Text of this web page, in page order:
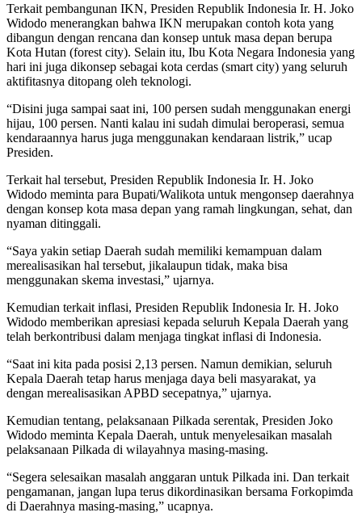
Terkait pembangunan IKN, Presiden Republik Indonesia Ir. H. Joko
Widodo menerangkan bahwa IKN merupakan contoh kota yang
dibangun dengan rencana dan konsep untuk masa depan berupa
Kota Hutan (forest city). Selain itu, Ibu Kota Negara Indonesia yang
hari ini juga dikonsep sebagai kota cerdas (smart city) yang seluruh
aktifitasnya ditopang oleh teknologi.
“Disini juga sampai saat ini, 100 persen sudah menggunakan energi
hijau, 100 persen. Nanti kalau ini sudah dimulai beroperasi, semua
kendaraannya harus juga menggunakan kendaraan listrik,” ucap
Presiden.
Terkait hal tersebut, Presiden Republik Indonesia Ir. H. Joko
Widodo meminta para Bupati/Walikota untuk mengonsep daerahnya
dengan konsep kota masa depan yang ramah lingkungan, sehat, dan
nyaman ditinggali.
“Saya yakin setiap Daerah sudah memiliki kemampuan dalam
merealisasikan hal tersebut, jikalaupun tidak, maka bisa
menggunakan skema investasi,” ujarnya.
Kemudian terkait inflasi, Presiden Republik Indonesia Ir. H. Joko
Widodo memberikan apresiasi kepada seluruh Kepala Daerah yang
telah berkontribusi dalam menjaga tingkat inflasi di Indonesia.
“Saat ini kita pada posisi 2,13 persen. Namun demikian, seluruh
Kepala Daerah tetap harus menjaga daya beli masyarakat, ya
dengan merealisasikan APBD secepatnya,” ujarnya.
Kemudian tentang, pelaksanaan Pilkada serentak, Presiden Joko
Widodo meminta Kepala Daerah, untuk menyelesaikan masalah
pelaksanaan Pilkada di wilayahnya masing-masing.
“Segera selesaikan masalah anggaran untuk Pilkada ini. Dan terkait
pengamanan, jangan lupa terus dikordinasikan bersama Forkopimda
di Daerahnya masing-masing,” ucapnya.